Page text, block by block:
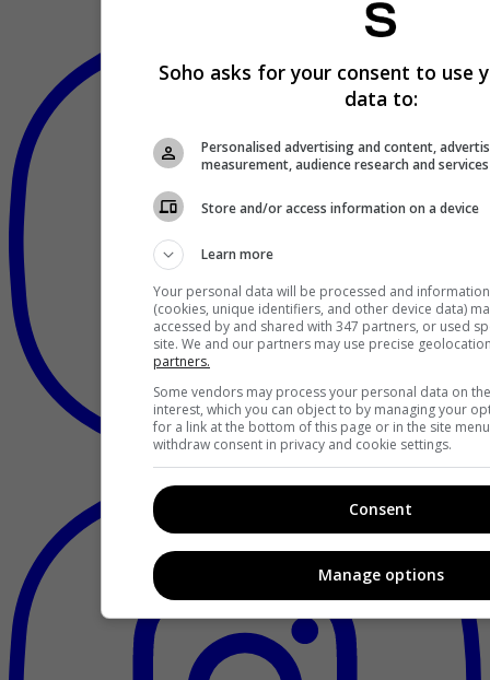
Soho asks for your consent to use
data to:
Personalised advertising and content,
measurement, audience research and
Store and/or access information on a device
Learn more
Your personal data will be processed and
(cookies, unique identifiers, and other device data)
accessed by and shared with 347 partners, or used
site. We and our partners may use precise
partners.
Some vendors may process your personal data on
interest, which you can object to by managing your
for a link at the bottom of this page or in the site
withdraw consent in privacy and cookie settings.
Consent
Manage options